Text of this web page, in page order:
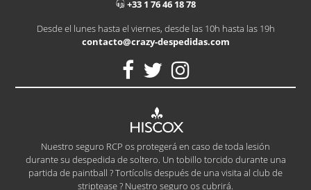
+33 1 76 46 18 78
Desde el lunes hasta el viernes, desde las 10h hasta las 19h
contacto@crazy-despedidas.com
Nuestro seguro RCP os protegerá en caso de toda lesión
durante su despedida de soltero. Un tobillo torcido durante una
partida de paintball ? Tortícolis después de una visita al club de
striptease ? Nuestro seguro os cubrirá.